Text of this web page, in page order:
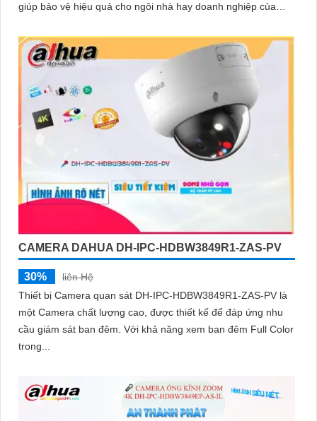
giúp bảo vệ hiệu quả cho ngôi nhà hay doanh nghiệp của
CAMERA DAHUA DH-IPC-HDBW3849R1-ZAS-PV
30%
liên Hệ
Thiết bị Camera quan sát DH-IPC-HDBW3849R1-ZAS-PV là
một Camera chất lượng cao, được thiết kế để đáp ứng nhu
cầu giám sát ban đêm. Với khả năng xem ban đêm Full Color
trong...